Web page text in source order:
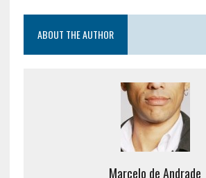
ABOUT THE AUTHOR
Marcelo de Andrade